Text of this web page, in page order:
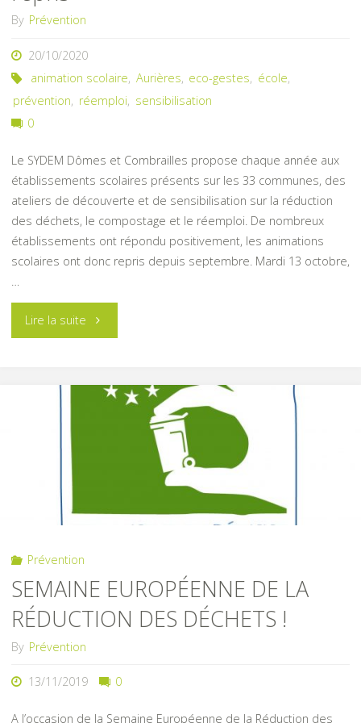
By Prévention
20/10/2020
animation scolaire, Aurières, eco-gestes, école,
prévention, réemploi, sensibilisation
0
Le SYDEM Dômes et Combrailles propose chaque année aux
établissements scolaires présents sur les 33 communes, des
ateliers de découverte et de sensibilisation sur la réduction
des déchets, le compostage et le réemploi. De nombreux
établissements ont répondu positivement, les animations
scolaires ont donc repris depuis septembre. Mardi 13 octobre,
Lire la suite"Les
scolaires
Prévention
SEMAINE EUROPÉENNE DE LA
RÉDUCTION DES DÉCHETS !
By Prévention
13/11/2019 0
A l’occasion de la Semaine Européenne de la Réduction des